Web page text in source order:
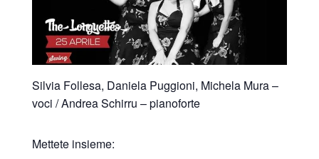
Silvia Follesa, Daniela Puggioni, Michela Mura –
voci / Andrea Schirru – pianoforte
Mettete insieme: